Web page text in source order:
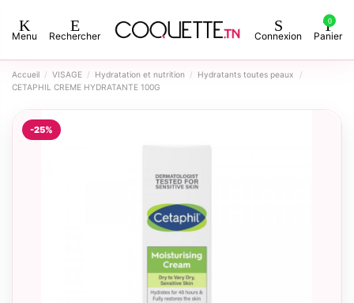
Menu Rechercher Connexion
0
Panier
Accueil VISAGE Hydratation et nutrition
Hydratants toutes peaux
CETAPHIL CREME HYDRATANTE 100G
-25%